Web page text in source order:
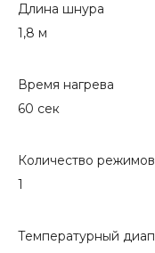
Длина шнура
1,8 м
Время нагрева
60 сек
Количество
1
Температурный